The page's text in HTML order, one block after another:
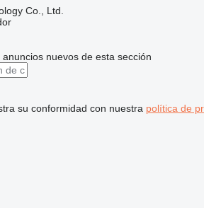
Co., Ltd.
nuevos de esta sección
su conformidad con nuestra política de